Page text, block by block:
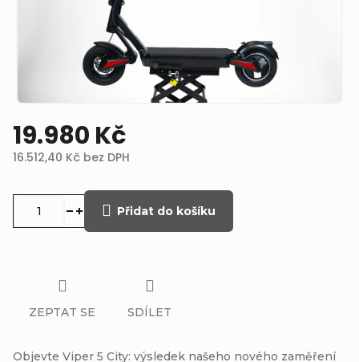
19.980 Kč
16.512,40 Kč bez DPH
cena:
Přidat do košíku
Objevte Viper 5 City: výsledek našeho nového zaměření
ZEPTAT SE SDÍLET